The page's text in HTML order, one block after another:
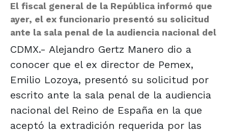
El fiscal general de la República informó que
ayer, el ex funcionario presentó su solicitud
ante la sala penal de la audiencia nacional del
CDMX.- Alejandro Gertz Manero dio a
conocer que el ex director de Pemex,
Emilio Lozoya, presentó su solicitud por
escrito ante la sala penal de la audiencia
nacional del Reino de España en la que
aceptó la extradición requerida por las